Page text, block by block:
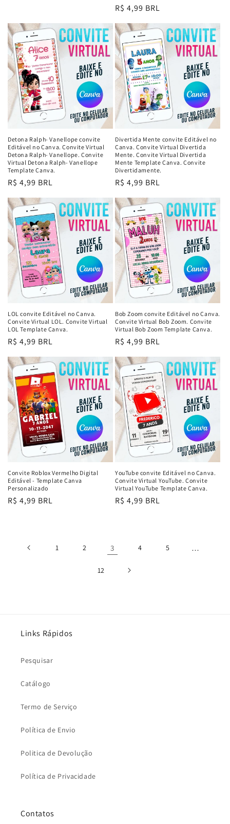
Preço
R$ 4,99 BRL
Detona Ralph- Vanellope convite
Editável no Canva. Convite Virtual
Detona Ralph- Vanellope. Convite
Virtual Detona Ralph- Vanellope
Template Canva.
Preço
R$ 4,99 BRL
Divertida Mente convite Editável no
Canva. Convite Virtual Divertida
Mente. Convite Virtual Divertida
Mente Template Canva. Convite
Divertidamente.
Preço
R$ 4,99 BRL
LOL convite Editável no Canva.
Convite Virtual LOL. Convite Virtual
LOL Template Canva.
Preço
R$ 4,99 BRL
Bob Zoom convite Editável no Canva.
Convite Virtual Bob Zoom. Convite
Virtual Bob Zoom Template Canva.
Preço
R$ 4,99 BRL
Convite Roblox Vermelho Digital
Editável - Template Canva
Personalizado
Preço
R$ 4,99 BRL
YouTube convite Editável no Canva.
Convite Virtual YouTube. Convite
Virtual YouTube Template Canva.
Preço
R$ 4,99 BRL
1 2 3 4 5 …
12
Links Rápidos
Pesquisar
Catálogo
Termo de Serviço
Política de Envio
Politica de Devolução
Política de Privacidade
Contatos